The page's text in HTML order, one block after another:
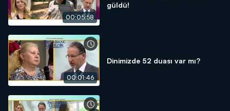
00:05:58
güldü!
00:01:46
Dinimizde 52 duası var mı?